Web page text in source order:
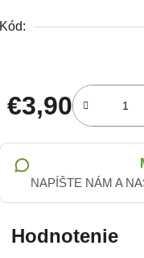
Kód:
€3,90
Jednotková cena:
NAPÍŠTE NÁM A
Hodnotenie